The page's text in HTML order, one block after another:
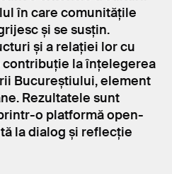
în care comunitățile
și se susțin.
și a relației lor cu
la înțelegerea
Bucureștiului, element
Rezultatele sunt
o platformă open-
la dialog și reflecție